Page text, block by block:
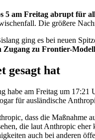
5 am Freitag abrupt für
Die größere
ging es bei neuen
Zugang zu Frontier-
gesagt hat
habe am Freitag um 17:21
für ausländische
dass die Maßnahme
die laut Anthropic
auch bei anderen